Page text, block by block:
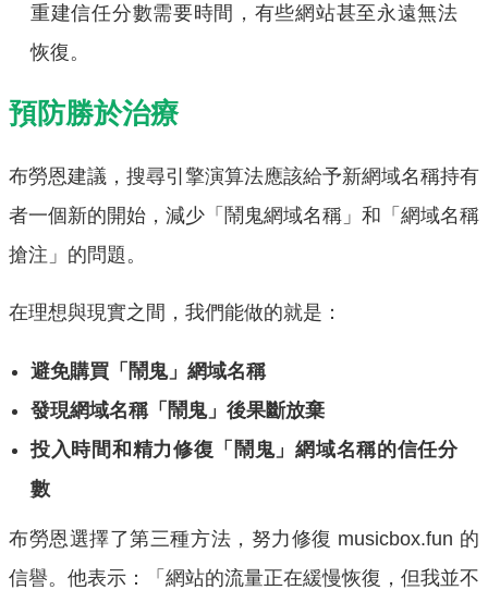
重建信任分數需要時間，有些網站甚至永遠無法
恢復。
預防勝於治療
布勞恩建議，搜尋引擎演算法應該給予新網域名稱持有
者一個新的開始，減少「鬧鬼網域名稱」和「網域名稱
搶注」的問題。
在理想與現實之間，我們能做的就是：
避免購買「鬧鬼」網域名稱
發現網域名稱「鬧鬼」後果斷放棄
投入時間和精力修復「鬧鬼」網域名稱的信任分
數
布勞恩選擇了第三種方法，努力修復 musicbox.fun 的
信譽。他表示：「網站的流量正在緩慢恢復，但我並不